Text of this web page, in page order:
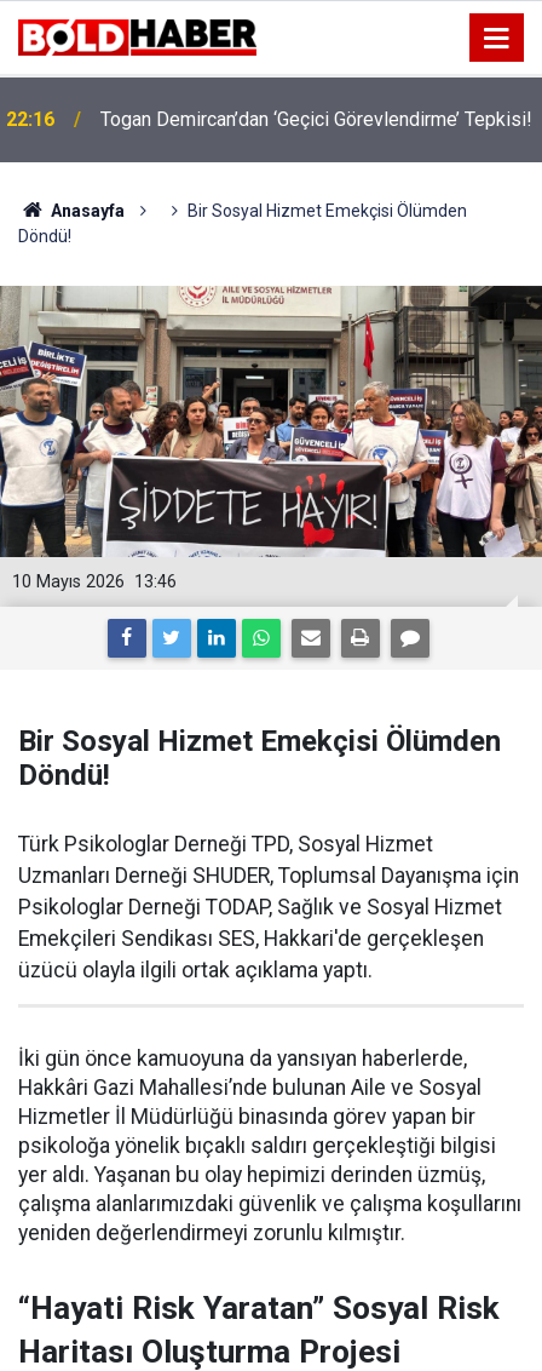
19:32 Sıcak Havalarda Ödem Şikayetini Hafife Almayın!
Anasayfa
Bir Sosyal Hizmet Emekçisi Ölümden
Döndü!
13:46
10 Mayıs 2026
Bir Sosyal Hizmet Emekçisi Ölümden
Döndü!
Türk Psikologlar Derneği TPD, Sosyal Hizmet
Uzmanları Derneği SHUDER, Toplumsal Dayanışma için
Psikologlar Derneği TODAP, Sağlık ve Sosyal Hizmet
Emekçileri Sendikası SES, Hakkari'de gerçekleşen
üzücü olayla ilgili ortak açıklama yaptı.
İki gün önce kamuoyuna da yansıyan haberlerde,
Hakkâri Gazi Mahallesi’nde bulunan Aile ve Sosyal
Hizmetler İl Müdürlüğü binasında görev yapan bir
psikoloğa yönelik bıçaklı saldırı gerçekleştiği bilgisi
yer aldı. Yaşanan bu olay hepimizi derinden üzmüş,
çalışma alanlarımızdaki güvenlik ve çalışma koşullarını
yeniden değerlendirmeyi zorunlu kılmıştır.
“Hayati Risk Yaratan” Sosyal Risk
Haritası Oluşturma Projesi